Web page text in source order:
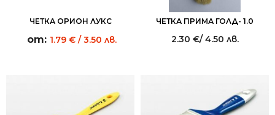
ЧЕТКА ОРИОН ЛУКС
от: 1.79 € / 3.50 лв.
ЧЕТКА ПРИМА ГОЛД- 1.0
2.30 €/ 4.50 лв.